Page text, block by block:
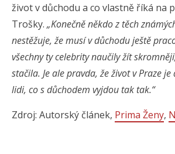
život v důchodu a co vlastně říká na
Trošky. „Konečně někdo z těch
nestěžuje, že musí v důchodu ještě
všechny ty celebrity naučily žít
stačila. Je ale pravda, že život v Praze
lidi, co s důchodem vyjdou tak tak.“
Zdroj: Autorský článek, Prima Ženy,